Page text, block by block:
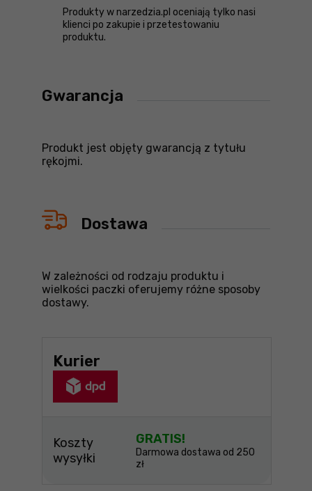
Produkty w narzedzia.pl oceniają tylko nasi
klienci po zakupie i przetestowaniu
produktu.
Gwarancja
Produkt jest objęty gwarancją z tytułu
rękojmi.
Dostawa
W zależności od rodzaju produktu i
wielkości paczki oferujemy różne sposoby
dostawy.
Kurier
Koszty
wysyłki
GRATIS!
Darmowa dostawa od 250
zł